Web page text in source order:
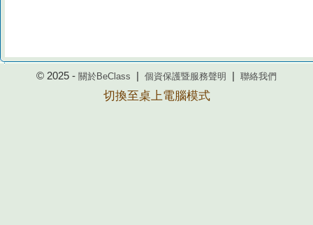
© 2025 - 關於BeClass 個資保護暨服務聲明 聯絡我們
切換至桌上電腦模式